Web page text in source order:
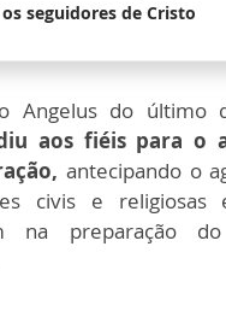
seguidores de Cristo
Angelus do último
aos fiéis para o
antecipando o
civis e
na preparação